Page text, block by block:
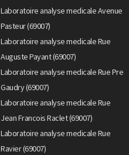
Laboratoire analyse medicale Avenue
Pasteur (69007)
Laboratoire analyse medicale Rue
Auguste Payant (69007)
Laboratoire analyse medicale Rue Pre
Gaudry (69007)
Laboratoire analyse medicale Rue
Jean Francois Raclet (69007)
Laboratoire analyse medicale Rue
Ravier (69007)